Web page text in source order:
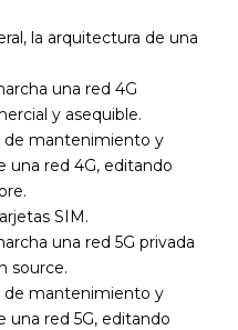
la arquitectura de una
una red 4G
y asequible.
de mantenimiento y
una red 4G, editando
SIM.
una red 5G privada
source.
de mantenimiento y
una red 5G, editando